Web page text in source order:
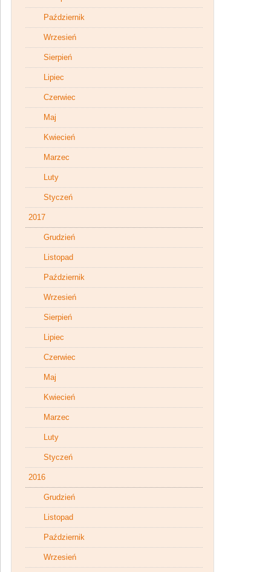
Październik
Wrzesień
Sierpień
Lipiec
Czerwiec
Maj
Kwiecień
Marzec
Luty
Styczeń
2017
Grudzień
Listopad
Październik
Wrzesień
Sierpień
Lipiec
Czerwiec
Maj
Kwiecień
Marzec
Luty
Styczeń
2016
Grudzień
Listopad
Październik
Wrzesień